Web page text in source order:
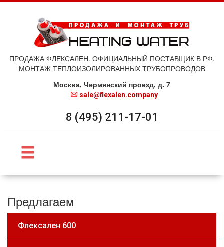
ПРОДАЖА ФЛЕКСАЛЕН. ОФИЦИАЛЬНЫЙ ПОСТАВЩИК В РФ.
МОНТАЖ ТЕПЛОИЗОЛИРОВАННЫХ ТРУБОПРОВОДОВ
Москва, Чермянский проезд, д. 7
sale@flexalen.company
8 (495) 211-17-01
Предлагаем
Флексален 600